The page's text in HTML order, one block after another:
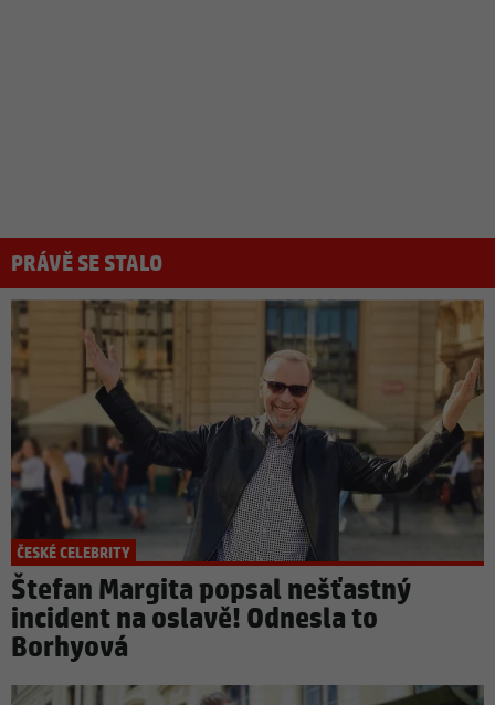
PRÁVĚ SE STALO
ČESKÉ CELEBRITY
Štefan Margita popsal nešťastný
incident na oslavě! Odnesla to
Borhyová